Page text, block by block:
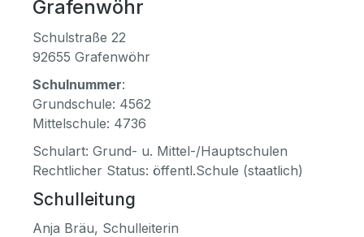
Grafenwöhr
Schulstraße 22
92655 Grafenwöhr
Schulnummer:
Grundschule: 4562
Mittelschule: 4736
Schulart: Grund- u. Mittel-/Hauptschulen
Rechtlicher Status: öffentl.Schule (staatlich)
Schulleitung
Anja Bräu, Schulleiterin